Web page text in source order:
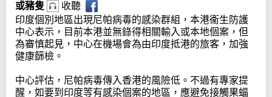
或豬隻
收聽
印度個別地區出現尼帕病毒的感染群組，本港衞生防護
中心表示，目前本港並無錄得相關輸入或本地個案，但
為審慎起見，中心在機場會為由印度抵港的旅客，加強
健康篩檢。
中心評估，尼帕病毒傳入香港的風險低。不過有專家提
醒，如要到印度等有感染個案的地區，應避免接觸果蝠